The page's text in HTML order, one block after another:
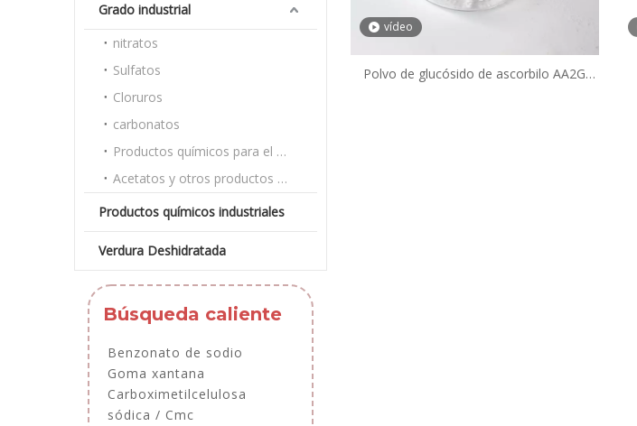
Grado industrial
nitratos
Sulfatos
Cloruros
carbonatos
Productos químicos para el tratamiento del agua
Acetatos y otros productos químicos a granel
Productos químicos industriales
Verdura Deshidratada
Búsqueda caliente
Benzonato de sodio
Goma xantana
Carboximetilcelulosa
sódica / Cmc
vídeo
Polvo de glucósido de ascorbilo AA2G